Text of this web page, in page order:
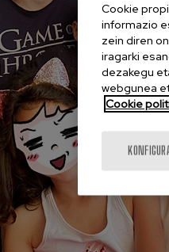
Cookie
informazio
zein diren
iragarki
dezakegu
webgunea
Cookie